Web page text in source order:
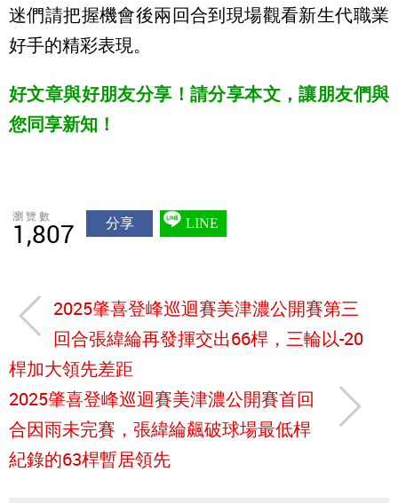
迷們請把握機會後兩回合到現場觀看新生代職業
好手的精彩表現。
好文章與好朋友分享！請分享本文，讓朋友們與
您同享新知！
瀏覽數
1,807 分享 LINE
2025肇喜登峰巡迴賽美津濃公開賽第三
回合張緯綸再發揮交出66桿，三輪以-20
桿加大領先差距
2025肇喜登峰巡迴賽美津濃公開賽首回
合因雨未完賽，張緯綸飆破球場最低桿
紀錄的63桿暫居領先